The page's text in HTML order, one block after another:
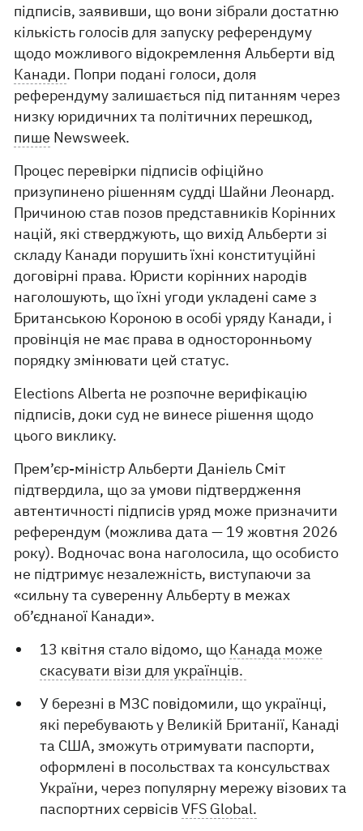
підписів, заявивши, що вони зібрали достатню
кількість голосів для запуску референдуму
щодо можливого відокремлення Альберти від
Канади. Попри подані голоси, доля
референдуму залишається під питанням через
низку юридичних та політичних перешкод,
пише Newsweek.
Процес перевірки підписів офіційно
призупинено рішенням судді Шайни Леонард.
Причиною став позов представників Корінних
націй, які стверджують, що вихід Альберти зі
складу Канади порушить їхні конституційні
договірні права. Юристи корінних народів
наголошують, що їхні угоди укладені саме з
Британською Короною в особі уряду Канади, і
провінція не має права в односторонньому
порядку змінювати цей статус.
Elections Alberta не розпочне верифікацію
підписів, доки суд не винесе рішення щодо
цього виклику.
Прем’єр-міністр Альберти Даніель Сміт
підтвердила, що за умови підтвердження
автентичності підписів уряд може призначити
референдум (можлива дата — 19 жовтня 2026
року). Водночас вона наголосила, що особисто
не підтримує незалежність, виступаючи за
«сильну та суверенну Альберту в межах
об’єднаної Канади».
13 квітня стало відомо, що Канада може
скасувати візи для українців.
У березні в МЗС повідомили, що українці,
які перебувають у Великій Британії, Канаді
та США, зможуть отримувати паспорти,
оформлені в посольствах та консульствах
України, через популярну мережу візових та
паспортних сервісівVFS Global.